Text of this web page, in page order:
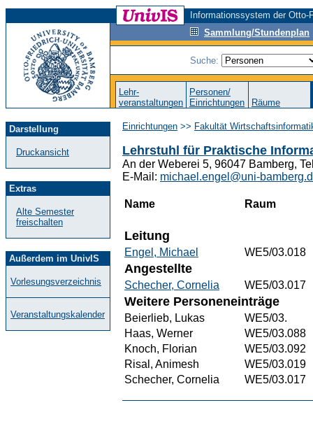
Informationssystem der
Sammlung/Stundenplan
Suche:
Lehr-
veranstaltungen
Personen/
Einrichtungen
Räume
Darstellung
Druckansicht
Extras
Alte Semester
freischalten
Außerdem im UnivIS
Vorlesungsverzeichnis
Veranstaltungskalender
Einrichtungen >> Fakultät
Lehrstuhl für Praktische
An der Weberei 5, 96047 Bamberg,
E-Mail: michael.engel@uni-
Name Raum
Leitung
Engel, Michael WE5/03.018
Angestellte
Schecher, Cornelia WE5/03.017
Weitere Personeneinträge
Beierlieb, Lukas
WE5/03.
Haas, Werner
WE5/03.088
Knoch, Florian
WE5/03.092
Risal, Animesh
WE5/03.019
Schecher, Cornelia
WE5/03.017